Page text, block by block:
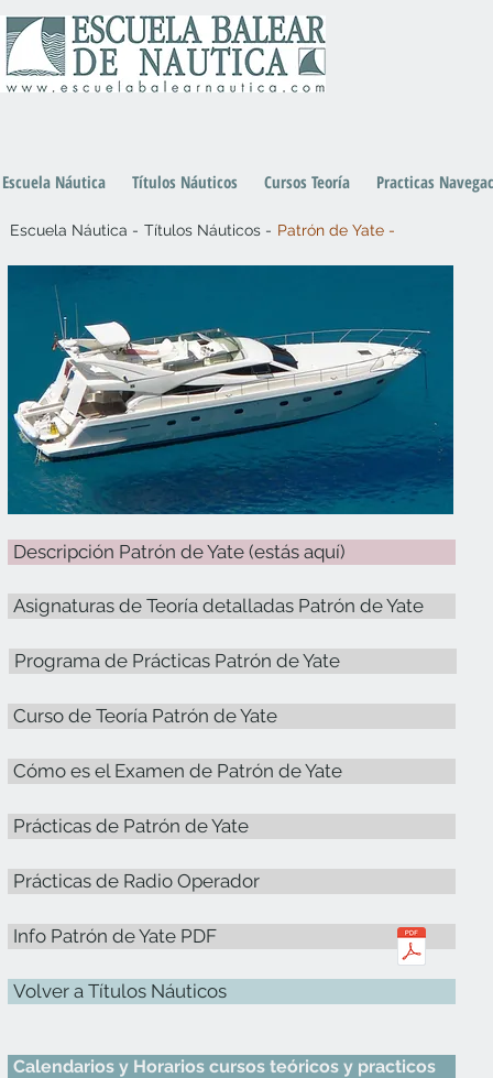
Escuela Náutica Títulos Náuticos Cursos Teoría Practicas
Escuela Náutica - Títulos Náuticos - Patrón de Yate -
Descripción Patrón de Yate (estás aquí)
Asignaturas de Teoría detalladas Patrón de Yate
Programa de Prácticas Patrón de Yate
Curso de Teoría Patrón de Yate
Cómo es el Examen de Patrón de Yate
Prácticas de Patrón de Yate
Prácticas de Radio Operador
Info Patrón de Yate PDF
Volver a Títulos Náuticos
Calendarios y Horarios cursos teóricos y practicos